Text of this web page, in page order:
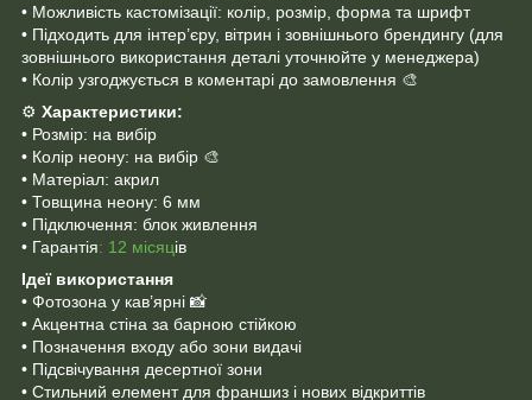
• Можливість кастомізації: колір, розмір, форма та шрифт
• Підходить для інтер’єру, вітрин і зовнішнього брендингу (для
зовнішнього використання деталі уточнюйте у менеджера)
• Колір узгоджується в коментарі до замовлення 🎨
⚙️ Характеристики:
• Розмір: на вибір
• Колір неону: на вибір 🎨
• Матеріал: акрил
• Товщина неону: 6 мм
• Підключення: блок живлення
• Гарантія: 12 місяців
Ідеї використання
• Фотозона у кав’ярні 📸
• Акцентна стіна за барною стійкою
• Позначення входу або зони видачі
• Підсвічування десертної зони
• Стильний елемент для франшиз і нових відкриттів